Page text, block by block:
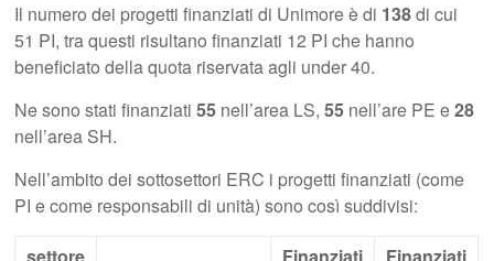
Il numero dei progetti finanziati di Unimore è di 138di cui
51 PI, tra questi risultano finanziati 12 PI che hanno
beneficiato della quota riservata agli under 40.
Ne sono stati finanziati55 nell’area LS,55 nell’are PE e28
nell’area SH.
Nell’ambito dei sottosettori ERC i progetti finanziati (come
PI e come responsabili di unità) sono così suddivisi: